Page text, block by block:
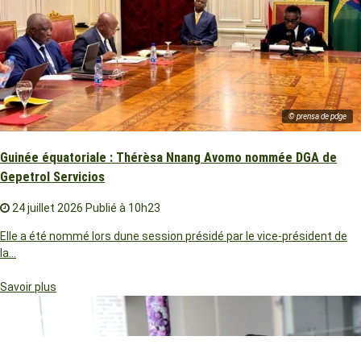
© prensa de pdge
Guinée équatoriale : Thérèsa Nnang Avomo nommée DGA de
Gepetrol Servicios
24 juillet 2026 Publié à 10h23
Elle a été nommé lors dune session présidé par le vice-président de
la…
Savoir plus